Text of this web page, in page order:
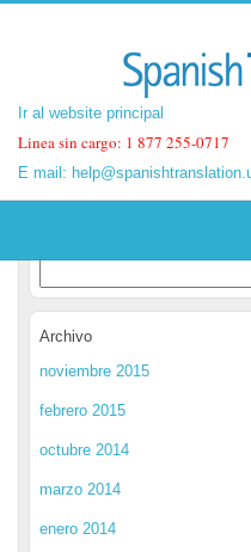
Ir al website principal
Linea sin cargo: 1 877 255-0717
E mail:
Ir al website principal
Linea sin cargo: 1 877 255-0717
E mail:
Spanish
Archivo
noviembre 2015
febrero 2015
octubre 2014
marzo 2014
enero 2014